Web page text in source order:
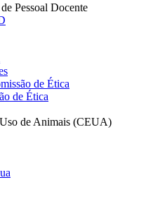
Pessoal Docente
de Ética
de Ética
de Animais (CEUA)